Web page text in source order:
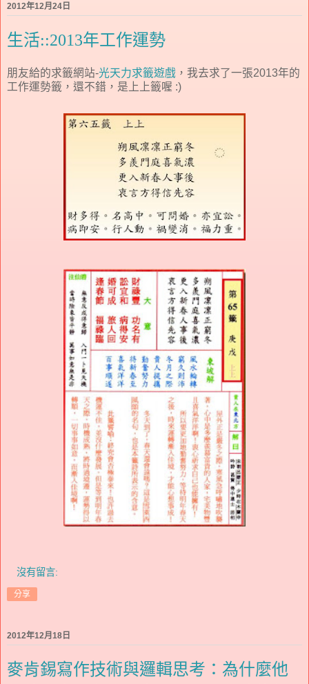
2012年12月24日
生活::2013年工作運勢
朋友給的求籤網站-光天力求籤遊戲 ，我去求了一張2013年的
工作運勢籤，還不錯，是上上籤喔 :)
沒有留言:
分享
2012年12月18日
麥肯錫寫作技術與邏輯思考：為什麼他